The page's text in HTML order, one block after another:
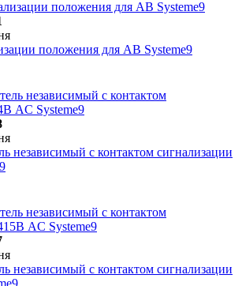
положения для АВ Systeme9
независимый с контактом сигнализации
независимый с контактом сигнализации